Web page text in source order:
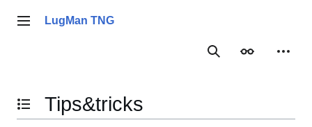
Menu principale
LugMan TNG
RicercaAspetto
Mostra/Nascondi l'indice
Tips&tricks